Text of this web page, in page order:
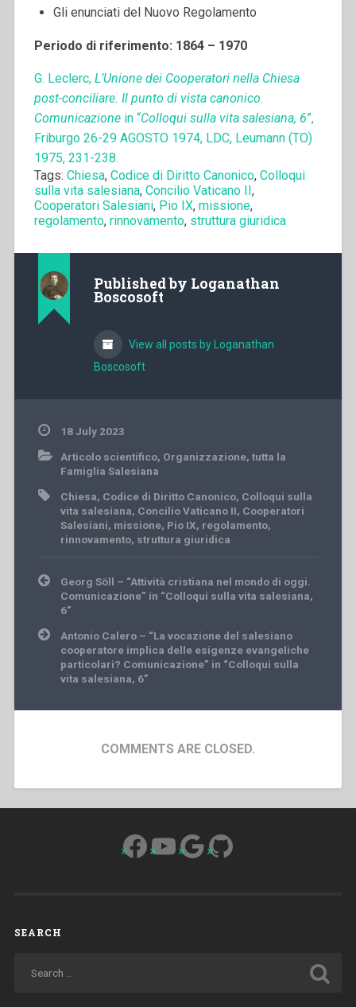
Gli enunciati del Nuovo Regolamento
Periodo di riferimento: 1864 – 1970
G. Leclerc, L’Unione dei Cooperatori nella Chiesa
post-conciliare. Il punto di vista canonico.
Comunicazionein “Colloqui sulla vita salesiana, 6”,
Friburgo 26-29 AGOSTO 1974, LDC, Leumann (TO)
1975, 231-238.
Tags: Chiesa, Codice di Diritto Canonico, Colloqui
sulla vita salesiana, Concilio Vaticano II,
Cooperatori Salesiani, Pio IX, missione,
regolamento, rinnovamento, struttura giuridica
Published by Loganathan
Boscosoft
View all posts by Loganathan
Boscosoft
18 July 2023
Articolo scientifico, Organizzazione, tutta la
Famiglia Salesiana
Chiesa, Codice di Diritto Canonico, Colloqui sulla
vita salesiana, Concilio Vaticano II, Cooperatori
Salesiani, missione, Pio IX, regolamento,
rinnovamento, struttura giuridica
Post
navigation
Georg Söll – “Attività cristiana nel mondo di oggi.
Comunicazione” in “Colloqui sulla vita salesiana,
6”
Antonio Calero – “La vocazione del salesiano
cooperatore implica delle esigenze evangeliche
particolari? Comunicazione” in “Colloqui sulla
vita salesiana, 6”
COMMENTS ARE CLOSED.
Facebook
YouTube
Google
GitHub
SEARCH